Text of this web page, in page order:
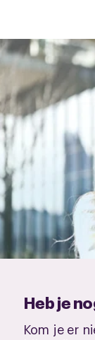
Heb je
Kom je er